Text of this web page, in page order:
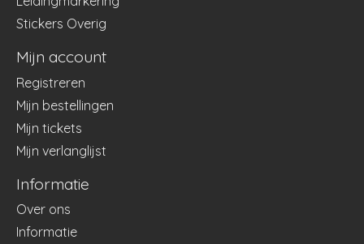
Stickers Overig
Mijn account
Registreren
Mijn bestellingen
Mijn tickets
Mijn verlanglijst
Informatie
Over ons
Informatie